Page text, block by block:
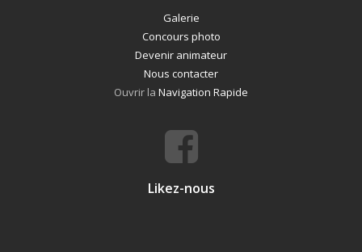
Galerie
Concours photo
Devenir animateur
Nous contacter
Ouvrir la Navigation Rapide
Likez-nous